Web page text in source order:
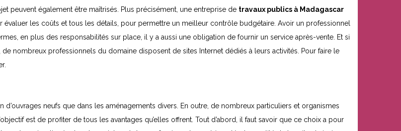
peuvent également être maîtrisés. Plus précisément, une entreprise de travaux publics à Madagascar
les coûts et tous les détails, pour permettre un meilleur contrôle budgétaire. Avoir un professionnel
en plus des responsabilités sur place, il y a aussi une obligation de fournir un service après-vente. Et si
nombreux professionnels du domaine disposent de sites Internet dédiés à leurs activités. Pour faire le
d’ouvrages neufs que dans les aménagements divers. En outre, de nombreux particuliers et organismes
est de profiter de tous les avantages qu’elles offrent. Tout d’abord, il faut savoir que ce choix a pour